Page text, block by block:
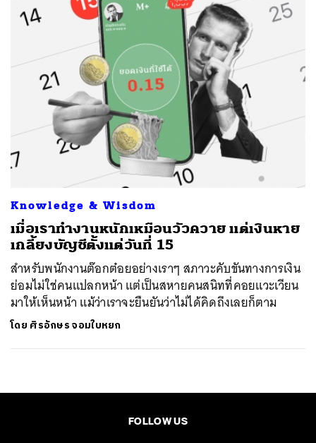
Knowledge & Wisdom
เมื่อเราทำงานหนักเหมือนวัวควาย แต่เงินหาย
เกลี้ยงบัญชีตั้งแต่วันที่ 15
สำหรับพนักงานต๊อกต๋อยอย่างเราๆ สภาวะคับขันทางการเงิน
ย่อมไม่ใช่คนแปลกหน้า แต่เป็นสหายคนสนิทที่คอยแวะเวียน
มาให้เห็นหน้า แม้ว่าเราจะยืนยันว่าไม่ได้คิดถึงเลยก็ตาม
โดย ศิรอักษร จอมใบหยก
FOLLOW US
SHARE TWEET LINE